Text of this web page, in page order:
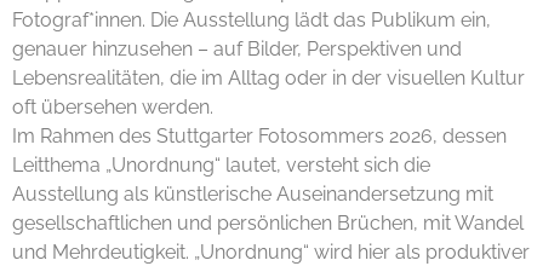
Fotograf*innen. Die Ausstellung lädt das Publikum ein,
genauer hinzusehen – auf Bilder, Perspektiven und
Lebensrealitäten, die im Alltag oder in der visuellen Kultur
oft übersehen werden.
Im Rahmen des Stuttgarter Fotosommers 2026, dessen
Leitthema „Unordnung“ lautet, versteht sich die
Ausstellung als künstlerische Auseinandersetzung mit
gesellschaftlichen und persönlichen Brüchen, mit Wandel
und Mehrdeutigkeit. „Unordnung“ wird hier als produktiver